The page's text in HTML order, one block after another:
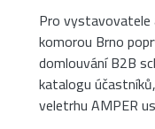
Pro vystavovatele
komorou Brno
domlouvání B2B
katalogu
veletrhu AMPER